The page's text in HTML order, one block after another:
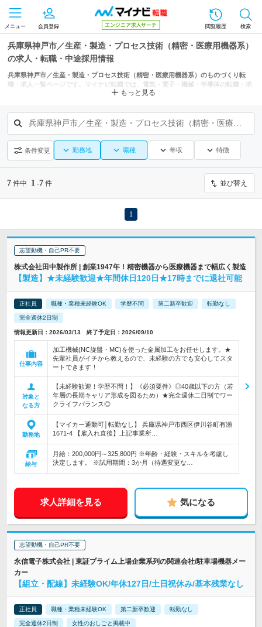
メニュー 会員登録 閲覧履歴 検索
兵庫県神戸市／生産・製造・プロセス技術（精密・医療用機器系）
の求人・転職・中途採用情報
兵庫県神戸市／生産・製造・プロセス技術（精密・医療用機器系）のものづくり転
職・求人一覧ページです。マイナビ転職では、電気・電子・機械・半導体の転職・求
人情報を兵庫県の市区町村からも探せます。もっと見る
兵庫県神戸市／生産・製造・プロセス技術（精密・医療用機器系）
条件変更 勤務地 職種 年収 特徴
7 件中 1 -7 件 並び替え
1
志望動機・自己PR不要
株式会社田中製作所 | 創業1947年！精密機器から医療機器まで幅広く製造
【製造】★未経験歓迎★年間休日120日★17時までに退社可能
正社員 職種・業種未経験OK 学歴不問 第二新卒歓迎 転勤なし
完全週休2日制
情報更新日：2026/03/13 終了予定日：2026/09/10
仕事内容
加工機械(NC旋盤・MC)を使った金属加工をお任せします。★
先輩社員がイチから教えるので、未経験の方でも安心してスタ
ートできます！
対象と
なる方
【未経験歓迎！学歴不問！】《必須要件》◎40歳以下の方（若
年層の長期キャリア形成を図るため）★完全週休二日制でワー
クライフバランス◎
勤務地
【マイカー通勤可│転勤なし】 兵庫県神戸市西区伊川谷町有瀬
1671-4 【雇入れ直後】上記事業所…
給与
月給：200,000円～325,800円 ※年齢・経験・スキルを考慮し
決定します。 ※試用期間：3か月（待遇変更な…
求人詳細を見る 気になる
志望動機・自己PR不要
永信電子株式会社 | 東証プライム上場企業系列の関連会社/駐車場機器メー
カー
【組立・配線】未経験OK/年休127日/土日祝休み/基本残業なし
正社員 職種・業種未経験OK 第二新卒歓迎 転勤なし
完全週休2日制 女性のおしごと掲載中